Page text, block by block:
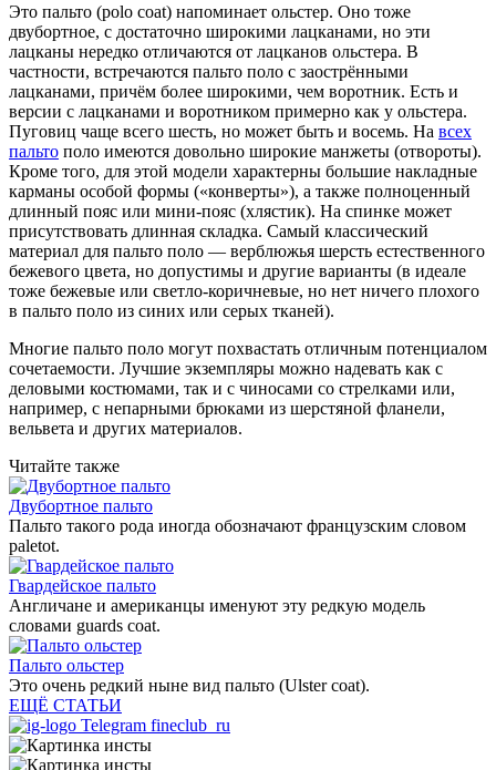
Это пальто (polo coat) напоминает ольстер. Оно тоже
двубортное, с достаточно широкими лацканами, но эти
лацканы нередко отличаются от лацканов ольстера. В
частности, встречаются пальто поло с заострёнными
лацканами, причём более широкими, чем воротник. Есть и
версии с лацканами и воротником примерно как у ольстера.
Пуговиц чаще всего шесть, но может быть и восемь. На всех
пальто поло имеются довольно широкие манжеты (отвороты).
Кроме того, для этой модели характерны большие накладные
карманы особой формы («конверты»), а также полноценный
длинный пояс или мини-пояс (хлястик). На спинке может
присутствовать длинная складка. Самый классический
материал для пальто поло — верблюжья шерсть естественного
бежевого цвета, но допустимы и другие варианты (в идеале
тоже бежевые или светло-коричневые, но нет ничего плохого
в пальто поло из синих или серых тканей).
Многие пальто поло могут похвастать отличным потенциалом
сочетаемости. Лучшие экземпляры можно надевать как с
деловыми костюмами, так и с чиносами со стрелками или,
например, с непарными брюками из шерстяной фланели,
вельвета и других материалов.
Читайте также
Двубортное пальто
Пальто такого рода иногда обозначают французским словом
paletot.
Гвардейское пальто
Англичане и американцы именуют эту редкую модель
словами guards coat.
Пальто ольстер
Это очень редкий ныне вид пальто (Ulster coat).
ЕЩЁ СТАТЬИ
Telegram fineclub_ru